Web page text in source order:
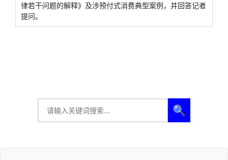
律若干问题的解释》及涉预付式消费典型案例，并回答记者
提问。
🔍